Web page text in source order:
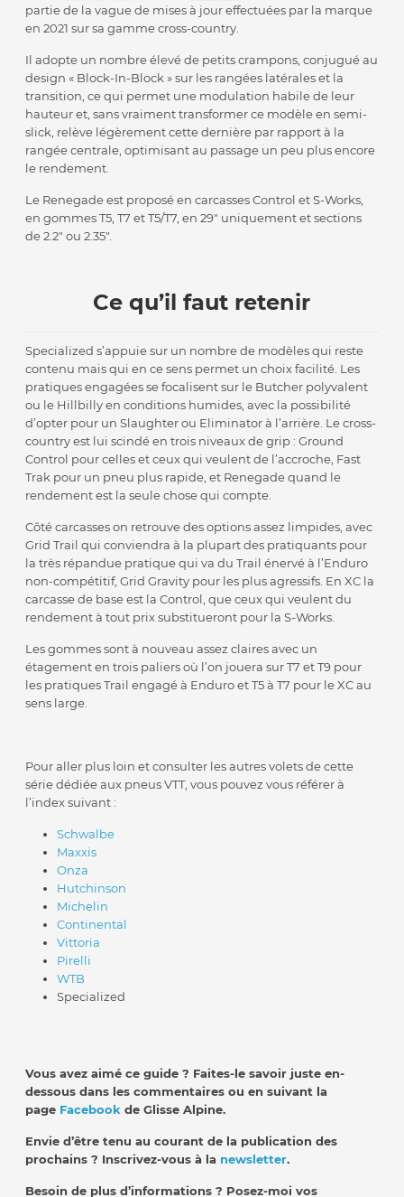
partie de la vague de mises à jour effectuées par la marque
en 2021 sur sa gamme cross-country.
Il adopte un nombre élevé de petits crampons, conjugué au
design « Block-In-Block » sur les rangées latérales et la
transition, ce qui permet une modulation habile de leur
hauteur et, sans vraiment transformer ce modèle en semi-
slick, relève légèrement cette dernière par rapport à la
rangée centrale, optimisant au passage un peu plus encore
le rendement.
Le Renegade est proposé en carcasses Control et S-Works,
en gommes T5, T7 et T5/T7, en 29″ uniquement et sections
de 2.2″ ou 2.35″.
Ce qu’il faut retenir
Specialized s’appuie sur un nombre de modèles qui reste
contenu mais qui en ce sens permet un choix facilité. Les
pratiques engagées se focalisent sur le Butcher polyvalent
ou le Hillbilly en conditions humides, avec la possibilité
d’opter pour un Slaughter ou Eliminator à l’arrière. Le cross-
country est lui scindé en trois niveaux de grip : Ground
Control pour celles et ceux qui veulent de l’accroche, Fast
Trak pour un pneu plus rapide, et Renegade quand le
rendement est la seule chose qui compte.
Côté carcasses on retrouve des options assez limpides, avec
Grid Trail qui conviendra à la plupart des pratiquants pour
la très répandue pratique qui va du Trail énervé à l’Enduro
non-compétitif, Grid Gravity pour les plus agressifs. En XC la
carcasse de base est la Control, que ceux qui veulent du
rendement à tout prix substitueront pour la S-Works.
Les gommes sont à nouveau assez claires avec un
étagement en trois paliers où l’on jouera sur T7 et T9 pour
les pratiques Trail engagé à Enduro et T5 à T7 pour le XC au
sens large.
Pour aller plus loin et consulter les autres volets de cette
série dédiée aux pneus VTT, vous pouvez vous référer à
l’index suivant :
Schwalbe
Maxxis
Onza
Hutchinson
Michelin
Continental
Vittoria
Pirelli
WTB
Specialized
Vous avez aimé ce guide ? Faites-le savoir juste en-
dessous dans les commentaires ou en suivant la
page Facebook de Glisse Alpine.
Envie d’être tenu au courant de la publication des
prochains ? Inscrivez-vous à la newsletter.
Besoin de plus d’informations ? Posez-moi vos